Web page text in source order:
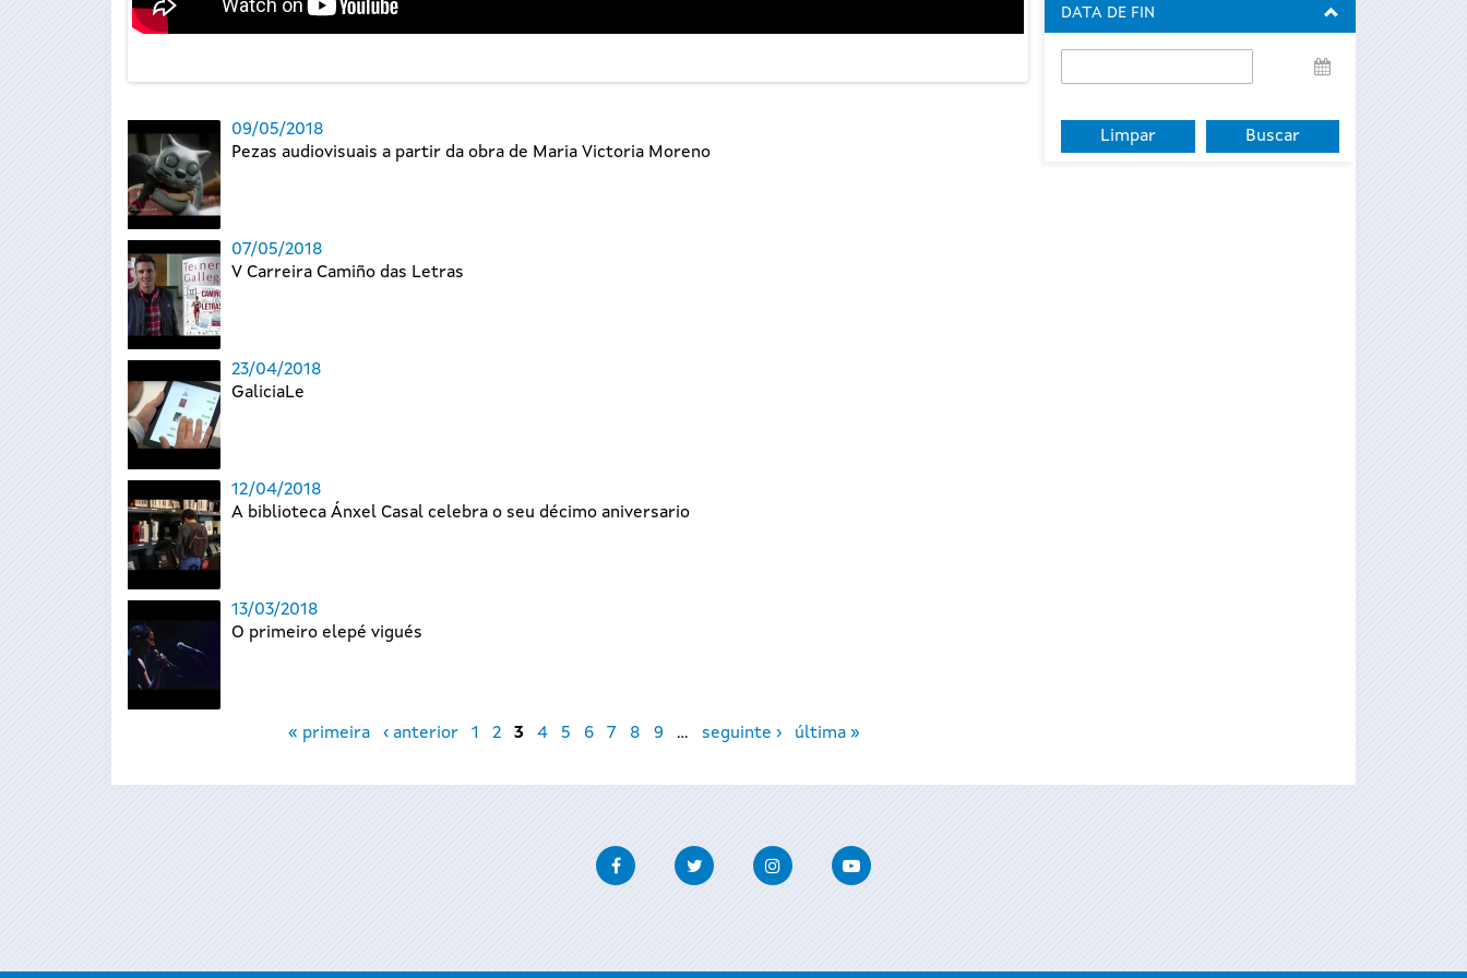
09/05/2018
Pezas audiovisuais a partir da obra de Maria Victoria Moreno
07/05/2018
V Carreira Camiño das Letras
23/04/2018
GaliciaLe
12/04/2018
A biblioteca Ánxel Casal celebra o seu décimo aniversario
13/03/2018
O primeiro elepé vigués
« primeira ‹ anterior 1 2 3 4 5 6 7 8 9 … seguinte › última »
DATA DE FIN
de
FacebookTwitter InstagramYoutube